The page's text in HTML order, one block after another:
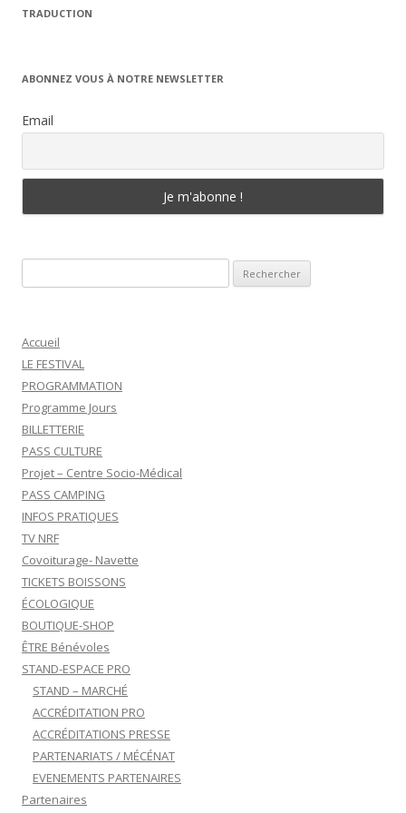
TRADUCTION
ABONNEZ VOUS À NOTRE NEWSLETTER
Email
Accueil
LE FESTIVAL
PROGRAMMATION
Programme Jours
BILLETTERIE
PASS CULTURE
Projet – Centre Socio-Médical
PASS CAMPING
INFOS PRATIQUES
TV NRF
Covoiturage- Navette
TICKETS BOISSONS
ÉCOLOGIQUE
BOUTIQUE-SHOP
ÊTRE Bénévoles
STAND-ESPACE PRO
STAND – MARCHÉ
ACCRÉDITATION PRO
ACCRÉDITATIONS PRESSE
PARTENARIATS / MÉCÉNAT
EVENEMENTS PARTENAIRES
Partenaires